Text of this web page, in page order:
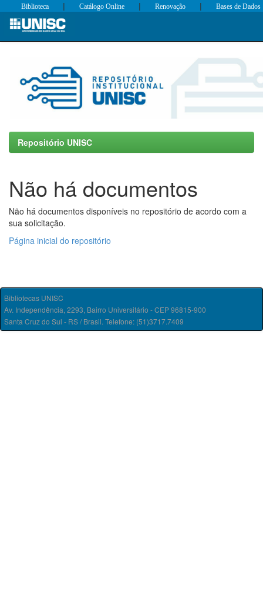
Skip
Biblioteca | Catálogo Online | Renovação | Bases de Dados
Repositório UNISC
Não há documentos
Não há documentos disponíveis no repositório de acordo com a
sua solicitação.
Página inicial do repositório
Bibliotecas UNISC
Av. Independência, 2293, Bairro Universitário - CEP 96815-900
Santa Cruz do Sul - RS / Brasil. Telefone: (51)3717.7409